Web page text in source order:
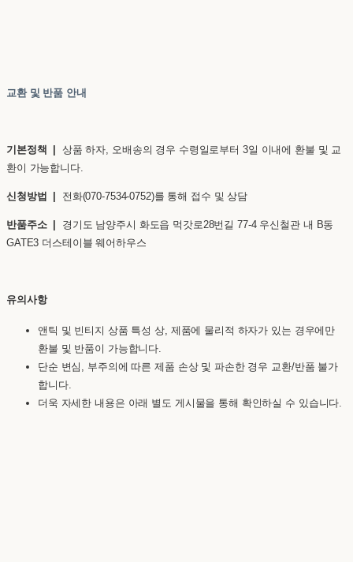
교환 및 반품 안내
기본정책 | 상품 하자, 오배송의 경우 수령일로부터 3일 이내에 환불 및 교
환이 가능합니다.
신청방법 | 전화(070-7534-0752)를 통해 접수 및 상담
반품주소 | 경기도 남양주시 화도읍 먹갓로28번길 77-4 우신철관 내 B동
GATE3 더스테이블 웨어하우스
유의사항
앤틱 및 빈티지 상품 특성 상, 제품에 물리적 하자가 있는 경우에만
환불 및 반품이 가능합니다.
단순 변심, 부주의에 따른 제품 손상 및 파손한 경우 교환/반품 불가
합니다.
더욱 자세한 내용은 아래 별도 게시물을 통해 확인하실 수 있습니다.